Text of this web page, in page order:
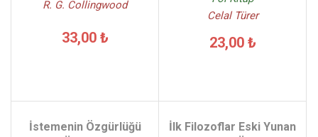
R. G. Collingwood
33,00 ₺
Celal Türer
23,00 ₺
İstemenin Özgürlüğü
İlk Filozoflar Eski Yunan